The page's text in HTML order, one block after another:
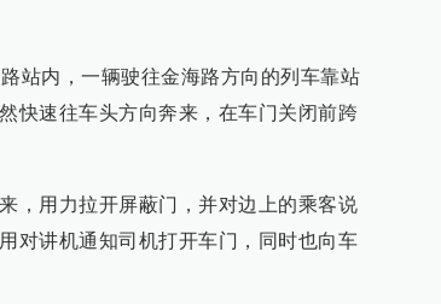
站内，一辆驶往金海路方向的列车靠站
快速往车头方向奔来，在车门关闭前跨
，用力拉开屏蔽门，并对边上的乘客说
对讲机通知司机打开车门，同时也向车